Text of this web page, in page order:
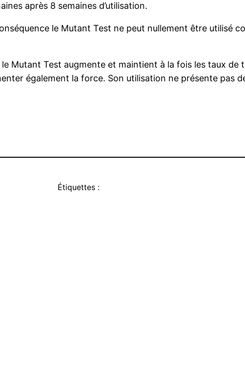
après 8 semaines d’utilisation.
le Mutant Test ne peut nullement être utilisé
Mutant Test augmente et maintient à la fois les taux de
également la force. Son utilisation ne présente pas
Étiquettes :